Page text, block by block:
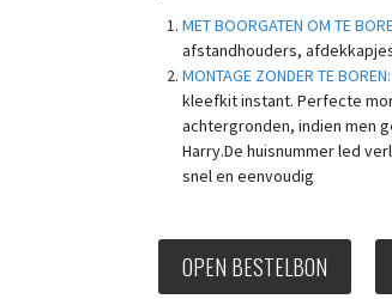
MET BOORGATEN OM TE
afstandhouders,
MONTAGE ZONDER TE BOREN:
kleefkit instant. Perfecte
achtergronden, indien men
Harry.De huisnummer led
snel en eenvoudig
OPEN BESTELBON